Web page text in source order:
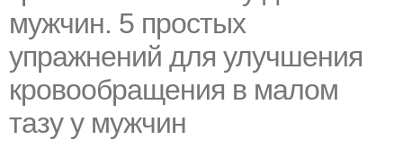
мужчин. 5 простых
упражнений для улучшения
кровообращения в малом
тазу у мужчин